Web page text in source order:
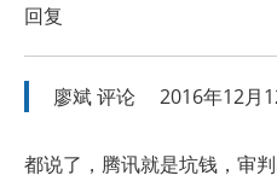
回复
廖斌评论 2016年12月
都说了，腾讯就是坑钱，审